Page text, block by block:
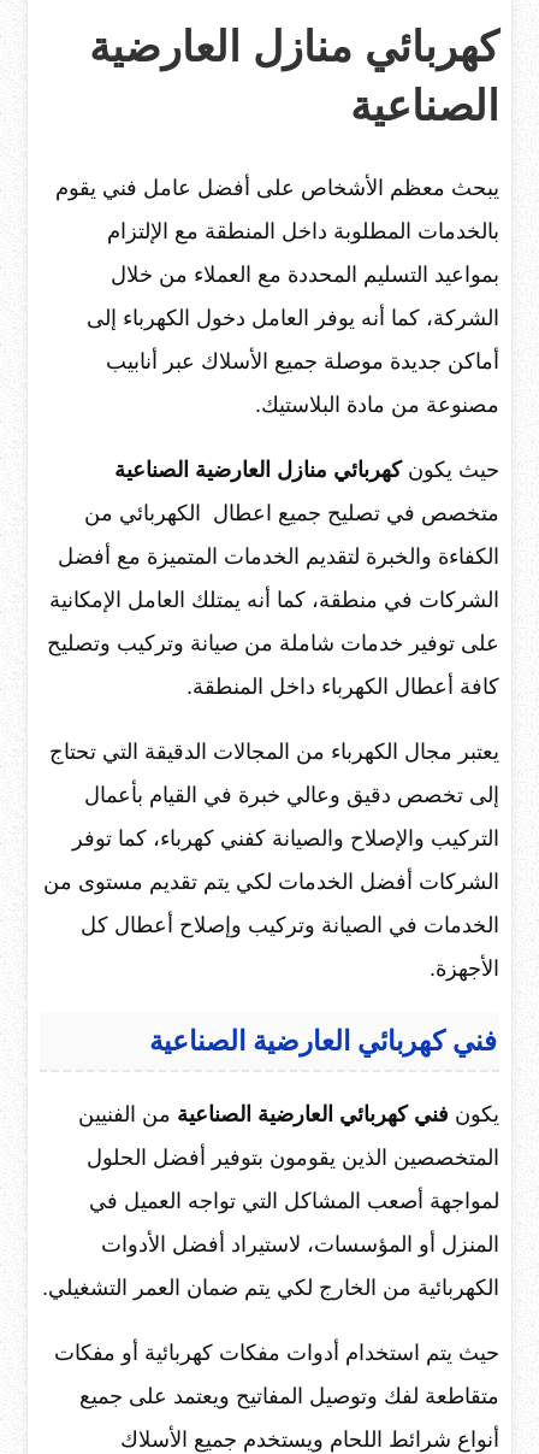
كهربائي منازل العارضية
الصناعية
يبحث معظم الأشخاص على أفضل عامل فني يقوم
بالخدمات المطلوبة داخل المنطقة مع الإلتزام
بمواعيد التسليم المحددة مع العملاء من خلال
الشركة، كما أنه يوفر العامل دخول الكهرباء إلى
أماكن جديدة موصلة جميع الأسلاك عبر أنابيب
مصنوعة من مادة البلاستيك.
حيث يكونكهربائي منازل العارضية الصناعية
متخصص في تصليح جميع اعطال الكهربائي من
الكفاءة والخبرة لتقديم الخدمات المتميزة مع أفضل
الشركات في منطقة، كما أنه يمتلك العامل الإمكانية
على توفير خدمات شاملة من صيانة وتركيب وتصليح
كافة أعطال الكهرباء داخل المنطقة.
يعتبر مجال الكهرباء من المجالات الدقيقة التي تحتاج
إلى تخصص دقيق وعالي خبرة في القيام بأعمال
التركيب والإصلاح والصيانة كفني كهرباء، كما توفر
الشركات أفضل الخدمات لكي يتم تقديم مستوى من
الخدمات في الصيانة وتركيب وإصلاح أعطال كل
الأجهزة.
فني كهربائي العارضية الصناعية
يكون فني كهربائي العارضية الصناعية من الفنيين
المتخصصين الذين يقومون بتوفير أفضل الحلول
لمواجهة أصعب المشاكل التي تواجه العميل في
المنزل أو المؤسسات، لاستيراد أفضل الأدوات
الكهربائية من الخارج لكي يتم ضمان العمر التشغيلي.
حيث يتم استخدام أدوات مفكات كهربائية أو مفكات
متقاطعة لفك وتوصيل المفاتيح ويعتمد على جميع
أنواع شرائط اللحام ويستخدم جميع الأسلاك